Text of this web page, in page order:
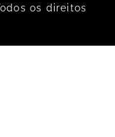
os direitos